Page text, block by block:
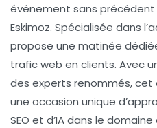
événement sans précédent
Eskimoz. Spécialisée dans
propose une matinée
trafic web en clients. Avec
des experts renommés,
une occasion unique
SEO et d’IA dans le